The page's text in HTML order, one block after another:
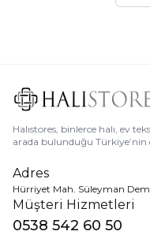
Halıstores, binlerce halı, ev
arada bulunduğu Türkiye’nin
Adres
Hürriyet Mah. Süleyman
Müşteri Hizmetleri
0538 542 60 50